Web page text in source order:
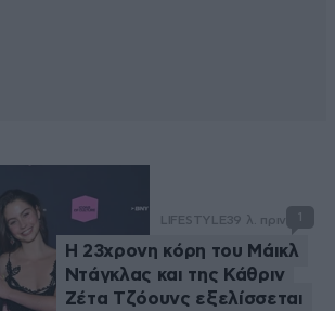
LIFESTYLE39 λ. πριν 1
Η 23χρονη κόρη τoυ Μάικλ
Ντάγκλας και της Κάθριν
Ζέτα Τζόουνς εξελίσσεται